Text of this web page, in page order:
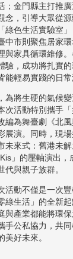
；金門縣主打推
念，引導大眾從源
綠色生活實驗室
中市則聚焦居家
與家具循環維修
驗，成功將扎實
能輕易實踐的日常
為將生硬的氣候
次活動特別攜手「
編為舞臺劇《北
展演。同時，現
未來式：舊港未
」的壓軸演出，
代與親子族群。
活動不僅是一次
綠生活」的全新
與產業都能將環
手公私協力，共
美好未來。